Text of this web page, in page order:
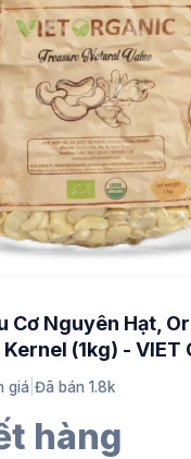
Cơ Nguyên Hạt,
(1kg) - VIET
giá Đã bán 1.8k
hàng